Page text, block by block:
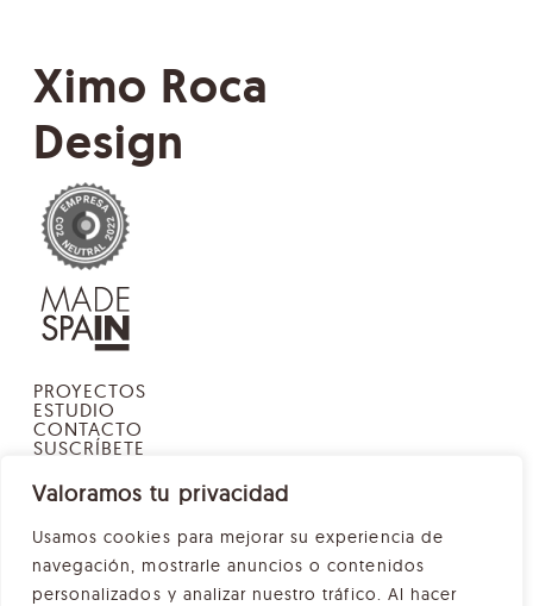
Valoramos tu privacidad
Usamos cookies para mejorar su experiencia de
navegación, mostrarle anuncios o contenidos
personalizados y analizar nuestro tráfico. Al hacer
Ximo Roca
Design
PROYECTOS
ESTUDIO
CONTACTO
SUSCRÍBETE
AVISO LEGAL
POLÍTICA DE COOKIES